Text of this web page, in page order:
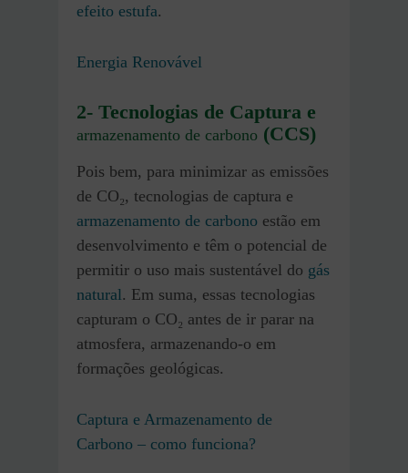
efeito estufa.
Energia Renovável
2- Tecnologias de Captura e
armazenamento de carbono (CCS)
Pois bem, para minimizar as emissões
de CO₂, tecnologias de captura e
armazenamento de carbono estão em
desenvolvimento e têm o potencial de
permitir o uso mais sustentável do gás
natural. Em suma, essas tecnologias
capturam o CO₂ antes de ir parar na
atmosfera, armazenando-o em
formações geológicas.
Captura e Armazenamento de
Carbono – como funciona?